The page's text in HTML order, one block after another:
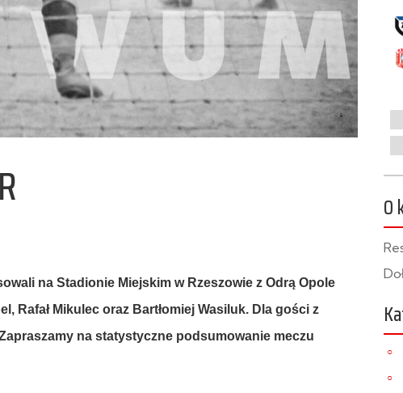
na Stadionie Miejskim w Rzeszowie z Odrą Opole
Rafał Mikulec oraz Bartłomiej Wasiluk. Dla gości z
na statystyczne podsumowanie meczu
O